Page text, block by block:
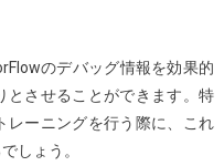
のデバッグ情報を効果的
とさせることができます。特
レーニングを行う際に、これ
しょう。